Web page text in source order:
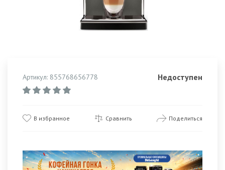
Артикул: 855768656778 Недоступен
В избранное Сравнить Поделиться